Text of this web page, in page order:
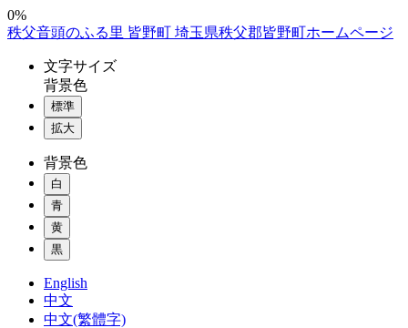
コ
ン
0%
秩父音頭のふる里 皆野町 埼玉県秩父郡皆野町ホームページ
文字サイズ
背景色
標準
拡大
背景色
白
青
黄
黒
English
中文
中文(繁體字)